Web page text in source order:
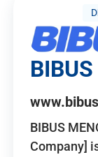
BIBUS
Company]